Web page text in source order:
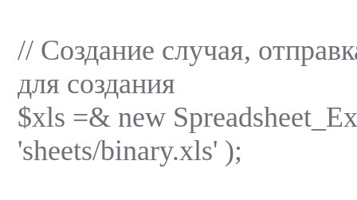
// Создание случая,
для создания
$xls =& new
'sheets/binary.xls' );